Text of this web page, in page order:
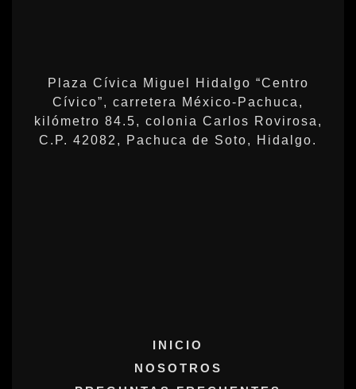
Plaza Cívica Miguel Hidalgo “Centro
Cívico”, carretera México-Pachuca,
kilómetro 84.5, colonia Carlos Rovirosa,
C.P. 42082, Pachuca de Soto, Hidalgo.
INICIO
NOSOTROS